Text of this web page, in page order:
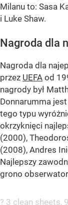
Milanu to: Sasa
i Luke Shaw.
Nagroda dla
Nagroda dla
przez UEFA od
nagrody był
Donnarumma
tego typu
okrzyknięci
(2000),
(2008), Andres
Najlepszy
grono
? 3 clean sheets,